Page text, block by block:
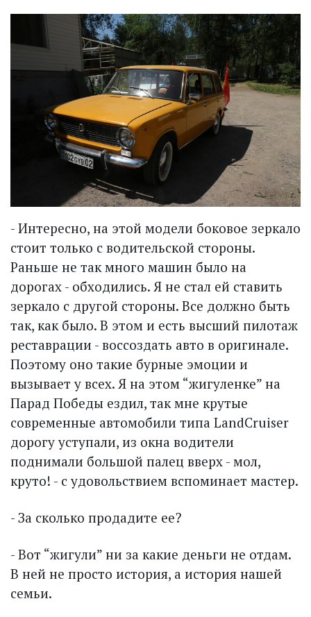
- Интересно, на этой модели боковое зеркало
стоит только с водительской стороны.
Раньше не так много машин было на
дорогах - обходились. Я не стал ей ставить
зеркало с другой стороны. Все должно быть
так, как было. В этом и есть высший пилотаж
реставрации - воссоздать авто в оригинале.
Поэтому оно такие бурные эмоции и
вызывает у всех. Я на этом “жигуленке” на
Парад Победы ездил, так мне крутые
современные автомобили типа LandCruiser
дорогу уступали, из окна водители
поднимали большой палец вверх - мол,
круто! - с удовольствием вспоминает мастер.
- За сколько продадите ее?
- Вот “жигули” ни за какие деньги не отдам.
В ней не просто история, а история нашей
семьи.